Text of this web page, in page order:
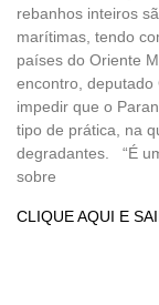
rebanhos inteiros
marítimas, tendo
países do Oriente
encontro, deputado
impedir que o
tipo de prática, na
degradantes. “É
sobre
CLIQUE AQUI E